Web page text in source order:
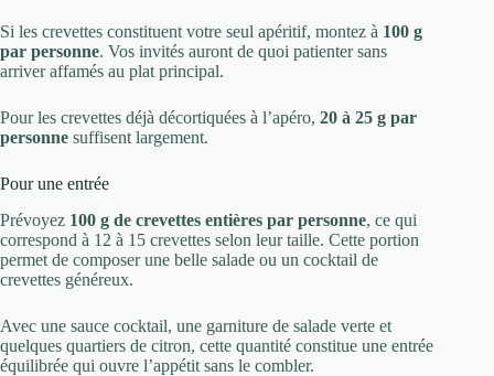
Si les crevettes constituent votre seul apéritif, montez à 100 g
par personne. Vos invités auront de quoi patienter sans
arriver affamés au plat principal.
Pour les crevettes déjà décortiquées à l’apéro, 20 à 25 g par
personne suffisent largement.
Pour une entrée
Prévoyez 100 g de crevettes entières par personne, ce qui
correspond à 12 à 15 crevettes selon leur taille. Cette portion
permet de composer une belle salade ou un cocktail de
crevettes généreux.
Avec une sauce cocktail, une garniture de salade verte et
quelques quartiers de citron, cette quantité constitue une entrée
équilibrée qui ouvre l’appétit sans le combler.